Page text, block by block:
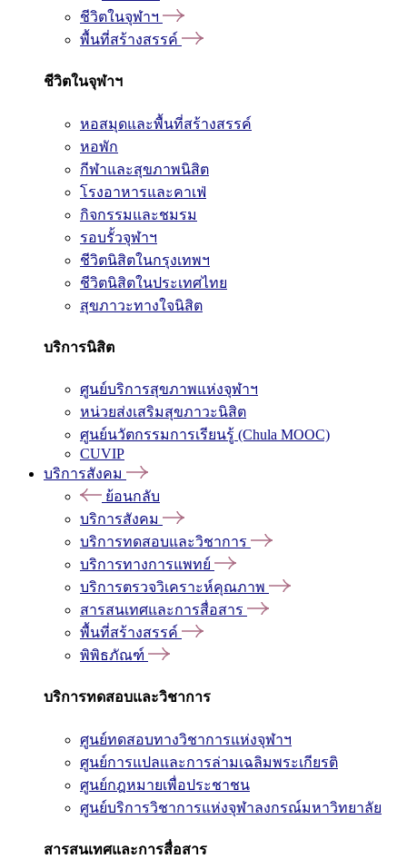
ชีวิตในจุฬาฯ
พื้นที่สร้างสรรค์
ชีวิตในจุฬาฯ
หอสมุดและพื้นที่สร้างสรรค์
หอพัก
กีฬาและสุขภาพนิสิต
โรงอาหารและคาเฟ่
กิจกรรมและชมรม
รอบรั้วจุฬาฯ
ชีวิตนิสิตในกรุงเทพฯ
ชีวิตนิสิตในประเทศไทย
สุขภาวะทางใจนิสิต
บริการนิสิต
ศูนย์บริการสุขภาพแห่งจุฬาฯ
หน่วยส่งเสริมสุขภาวะนิสิต
ศูนย์นวัตกรรมการเรียนรู้ (Chula MOOC)
CUVIP
บริการสังคม
ย้อนกลับ
บริการสังคม
บริการทดสอบและวิชาการ
บริการทางการแพทย์
บริการตรวจวิเคราะห์คุณภาพ
สารสนเทศและการสื่อสาร
พื้นที่สร้างสรรค์
พิพิธภัณฑ์
บริการทดสอบและวิชาการ
ศูนย์ทดสอบทางวิชาการแห่งจุฬาฯ
ศูนย์การแปลและการล่ามเฉลิมพระเกียรติ
ศูนย์กฎหมายเพื่อประชาชน
ศูนย์บริการวิชาการแห่งจุฬาลงกรณ์มหาวิทยาลัย
สารสนเทศและการสื่อสาร